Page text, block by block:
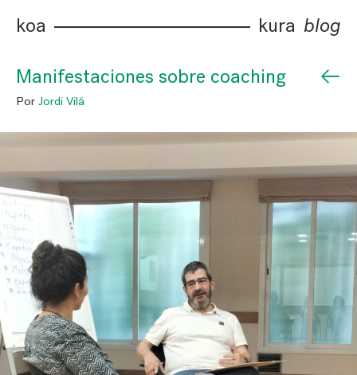
koa kura blog
Manifestaciones sobre coaching ←
Por Jordi Vilá